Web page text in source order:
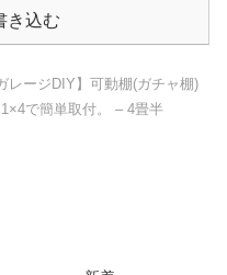
き込む
レージDIY】可動棚(ガチャ棚)
で簡単取付。 – 4畳半